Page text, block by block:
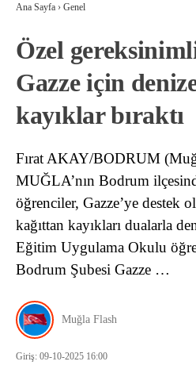
Ana Sayfa › Genel
Özel
Gazze için
kayıklar bıraktı
Fırat AKAY/BODRUM
MUĞLA’nın Bodrum
öğrenciler, Gazze’ye destek
kağıttan kayıkları dualarla
Eğitim Uygulama Okulu
Bodrum Şubesi Gazze …
Muğla Flash
Giriş: 09-10-2025 16:00